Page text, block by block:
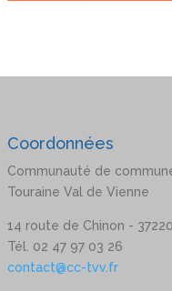
Coordonnées
Communauté de
Touraine Val de Vienne
14 route de Chinon -
Tél. 02 47 97 03 26
contact@cc-tvv.fr